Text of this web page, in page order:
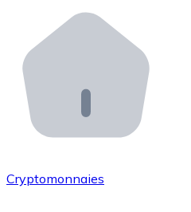
Distributeurs
Intégrez un ATM
API Bitnovo
Intégrez notre API dans
Rejoignez notre réseau
Cryptomonnaies